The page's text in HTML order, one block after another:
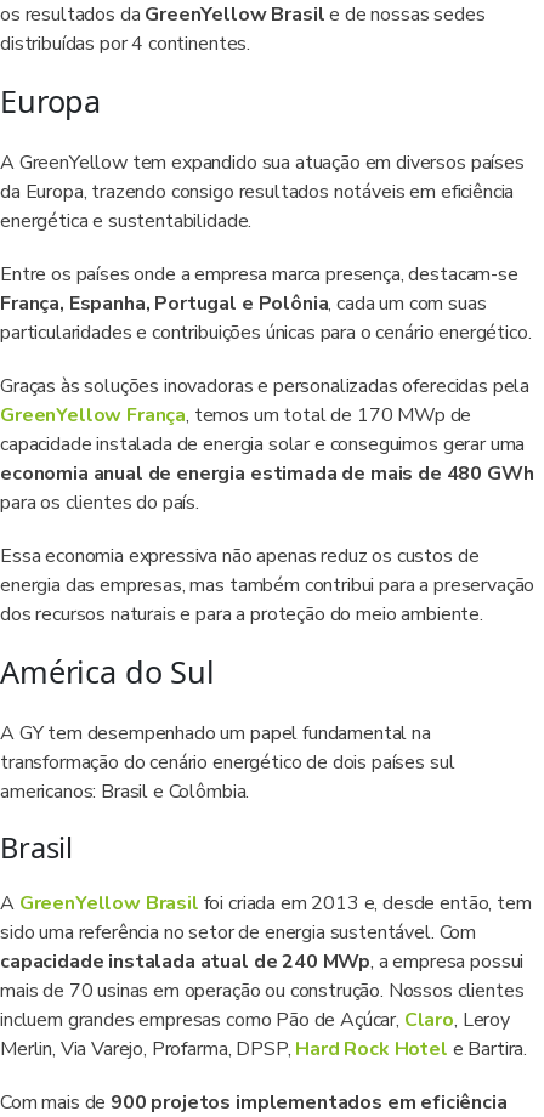
os resultados da GreenYellow Brasile de nossas sedes
distribuídas por 4 continentes.
Europa
A GreenYellow tem expandido sua atuação em diversos países
da Europa, trazendo consigo resultados notáveis em eficiência
energética e sustentabilidade.
Entre os países onde a empresa marca presença, destacam-se
França, Espanha, Portugal e Polônia, cada um com suas
particularidades e contribuições únicas para o cenário energético.
Graças às soluções inovadoras e personalizadas oferecidas pela
GreenYellow França, temos um total de 170 MWp de
capacidade instalada de energia solar e conseguimos gerar uma
economia anual de energia estimada de mais de 480 GWh
para os clientes do país.
Essa economia expressiva não apenas reduz os custos de
energia das empresas, mas também contribui para a preservação
dos recursos naturais e para a proteção do meio ambiente.
América do Sul
A GY tem desempenhado um papel fundamental na
transformação do cenário energético de dois países sul
americanos: Brasil e Colômbia.
Brasil
A GreenYellow Brasil foi criada em 2013 e, desde então, tem
sido uma referência no setor de energia sustentável. Com
capacidade instalada atual de 240 MWp, a empresa possui
mais de 70 usinas em operação ou construção. Nossos clientes
incluem grandes empresas como Pão de Açúcar, Claro, Leroy
Merlin, Via Varejo, Profarma, DPSP, Hard Rock Hotel e Bartira.
Com mais de 900 projetos implementados em eficiência